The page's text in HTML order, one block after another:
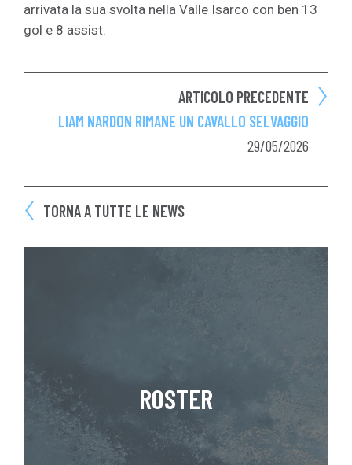
arrivata la sua svolta nella Valle Isarco con ben 13
gol e 8 assist.
ARTICOLO PRECEDENTE
LIAM NARDON RIMANE UN CAVALLO SELVAGGIO
29/05/2026
TORNA A TUTTE LE NEWS
ROSTER